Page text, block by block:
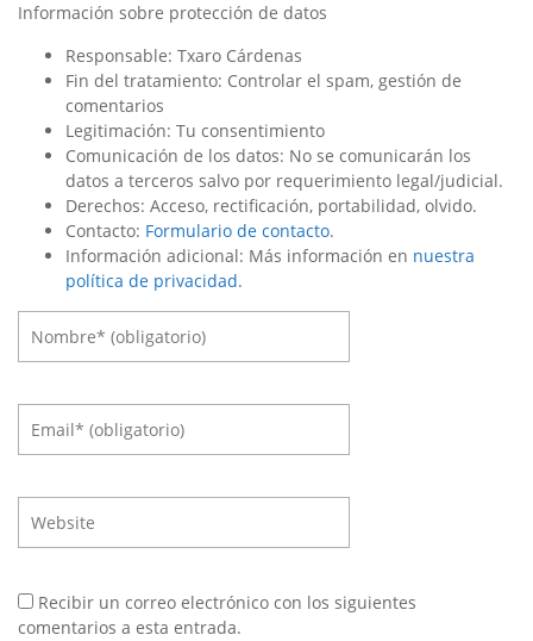
Información sobre protección de datos
Responsable: Txaro Cárdenas
Fin del tratamiento: Controlar el spam, gestión de
comentarios
Legitimación: Tu consentimiento
Comunicación de los datos: No se comunicarán los
datos a terceros salvo por requerimiento legal/judicial.
Derechos: Acceso, rectificación, portabilidad, olvido.
Contacto: Formulario de contacto.
Información adicional: Más información en nuestra
política de privacidad.
Recibir un correo electrónico con los siguientes
comentarios a esta entrada.